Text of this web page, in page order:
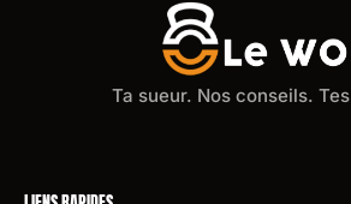
Ta sueur. Nos conseils.